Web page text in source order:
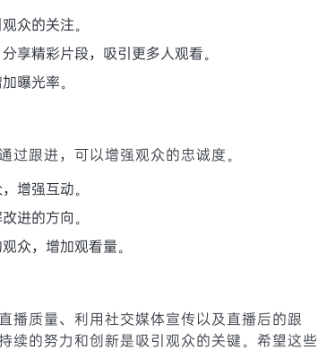
众的关注。
享精彩片段，吸引更多人观看。
曝光率。
过跟进，可以增强观众的忠诚度。
增强互动。
进的方向。
众，增加观看量。
播质量、利用社交媒体宣传以及直播后的跟
续的努力和创新是吸引观众的关键。希望这些